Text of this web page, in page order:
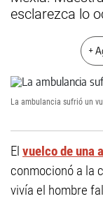
esclarezca lo
+
La ambulancia sufrió un
El vuelco de una
conmocionó a la
vivía el hombre